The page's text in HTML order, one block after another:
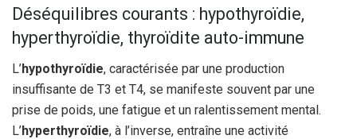
Déséquilibres courants : hypothyroïdie,
hyperthyroïdie, thyroïdite auto-immune
L’hypothyroïdie, caractérisée par une production
insuffisante de T3 et T4, se manifeste souvent par une
prise de poids, une fatigue et un ralentissement mental.
L’hyperthyroïdie, à l’inverse, entraîne une activité